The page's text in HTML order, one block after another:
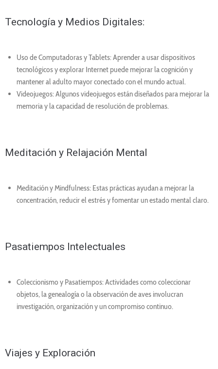
Tecnología y Medios Digitales:
Uso de Computadoras y Tablets: Aprender a usar dispositivos
tecnológicos y explorar Internet puede mejorar la cognición y
mantener al adulto mayor conectado con el mundo actual.
Videojuegos: Algunos videojuegos están diseñados para mejorar la
memoria y la capacidad de resolución de problemas.
Meditación y Relajación Mental
Meditación y Mindfulness: Estas prácticas ayudan a mejorar la
concentración, reducir el estrés y fomentar un estado mental claro.
Pasatiempos Intelectuales
Coleccionismo y Pasatiempos: Actividades como coleccionar
objetos, la genealogía o la observación de aves involucran
investigación, organización y un compromiso continuo.
Viajes y Exploración